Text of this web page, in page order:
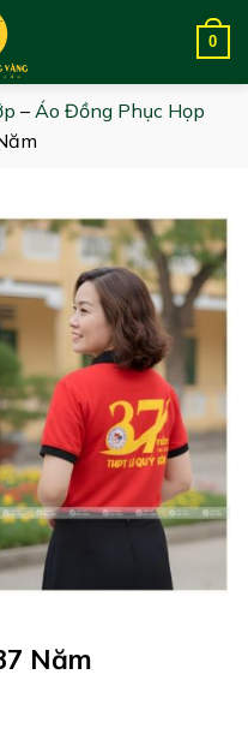
0
– Áo Đồng Phục Họp
Năm